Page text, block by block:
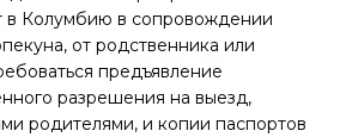
в Колумбию в сопровождении
от родственника или
предъявление
разрешения на выезд,
родителями, и копии паспортов